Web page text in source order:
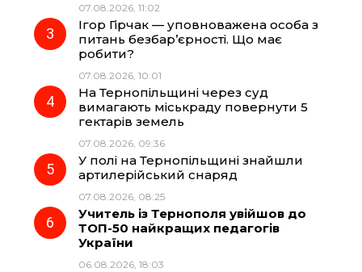
k m p
07.08.2026, 11:02
Ігор Гірчак — уповноважена особа з
питань безбар’єрності. Що має
робити?
07.08.2026, 10:01
На Тернопільщині через суд
вимагають міськраду повернути 5
гектарів земель
07.08.2026, 09:36
У полі на Тернопільщині знайшли
артилерійський снаряд
07.08.2026, 08:25
Учитель із Тернополя увійшов до
ТОП-50 найкращих педагогів
України
06.08.2026, 18:03